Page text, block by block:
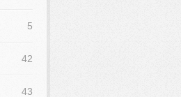
5
42
43